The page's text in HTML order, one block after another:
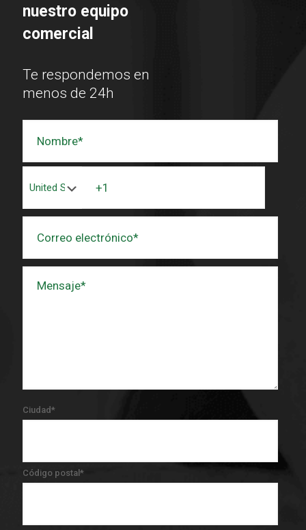
nuestro equipo
comercial
Te respondemos en
menos de 24h
Ciudad*
Código postal *